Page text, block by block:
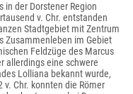
in der Dorstener Region
v. Chr. entstanden
Stadtgebiet mit Zentrum
Zusammenleben im Gebiet
Feldzüge des Marcus
allerdings eine schwere
Lolliana bekannt wurde,
Chr. konnten die Römer